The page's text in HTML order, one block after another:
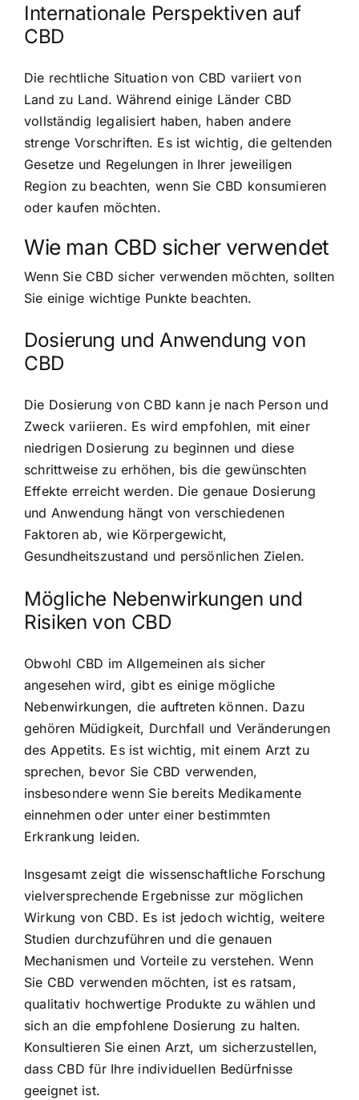
Internationale Perspektiven auf
CBD
Die rechtliche Situation von CBD variiert von
Land zu Land. Während einige Länder CBD
vollständig legalisiert haben, haben andere
strenge Vorschriften. Es ist wichtig, die geltenden
Gesetze und Regelungen in Ihrer jeweiligen
Region zu beachten, wenn Sie CBD konsumieren
oder kaufen möchten.
Wie man CBD sicher verwendet
Wenn Sie CBD sicher verwenden möchten, sollten
Sie einige wichtige Punkte beachten.
Dosierung und Anwendung von
CBD
Die Dosierung von CBD kann je nach Person und
Zweck variieren. Es wird empfohlen, mit einer
niedrigen Dosierung zu beginnen und diese
schrittweise zu erhöhen, bis die gewünschten
Effekte erreicht werden. Die genaue Dosierung
und Anwendung hängt von verschiedenen
Faktoren ab, wie Körpergewicht,
Gesundheitszustand und persönlichen Zielen.
Mögliche Nebenwirkungen und
Risiken von CBD
Obwohl CBD im Allgemeinen als sicher
angesehen wird, gibt es einige mögliche
Nebenwirkungen, die auftreten können. Dazu
gehören Müdigkeit, Durchfall und Veränderungen
des Appetits. Es ist wichtig, mit einem Arzt zu
sprechen, bevor Sie CBD verwenden,
insbesondere wenn Sie bereits Medikamente
einnehmen oder unter einer bestimmten
Erkrankung leiden.
Insgesamt zeigt die wissenschaftliche Forschung
vielversprechende Ergebnisse zur möglichen
Wirkung von CBD. Es ist jedoch wichtig, weitere
Studien durchzuführen und die genauen
Mechanismen und Vorteile zu verstehen. Wenn
Sie CBD verwenden möchten, ist es ratsam,
qualitativ hochwertige Produkte zu wählen und
sich an die empfohlene Dosierung zu halten.
Konsultieren Sie einen Arzt, um sicherzustellen,
dass CBD für Ihre individuellen Bedürfnisse
geeignet ist.